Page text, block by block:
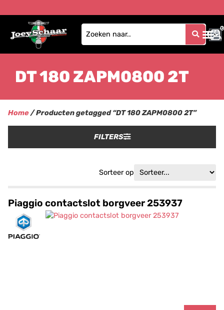
0
0
DT 180 ZAPM0800 2T
Home/ Producten getagged “DT 180 ZAPM0800 2T”
FILTERS
Sorteer op
Piaggio contactslot borgveer 253937